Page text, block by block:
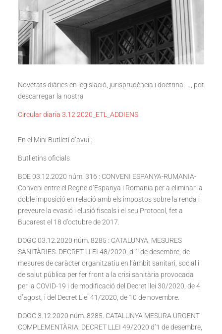
Novetats diàries en legislació, jurisprudència i doctrina: …, pot
descarregar la nostra
Circular diaria 3.12.2020_ETL_ADDIENS
En el Mini Butlletí d’avui :
Butlletins oficials
BOE 03.12.2020 núm. 316 : CONVENI ESPANYA-RUMANIA-
Conveni entre el Regne d’Espanya i Romania per a eliminar la
doble imposició en relació amb els impostos sobre la renda i
preveure la evasió i elusió fiscals i el seu Protocol, fet a
Bucarest el 18 d’octubre de 2017.
DOGC 03.12.2020 núm. 8285 : CATALUNYA. MESURES
SANITÀRIES. DECRET LLEI 48/2020, d’1 de desembre, de
mesures de caràcter organitzatiu en l’àmbit sanitari, social i
de salut pública per fer front a la crisi sanitària provocada
per la COVID-19 i de modificació del Decret llei 30/2020, de 4
d’agost, i del Decret Llei 41/2020, de 10 de novembre.
DOGC 3.12.2020 núm. 8285. CATALUNYA MESURA URGENT
COMPLEMENTÀRIA. DECRET LLEI 49/2020 d’1 de desembre,